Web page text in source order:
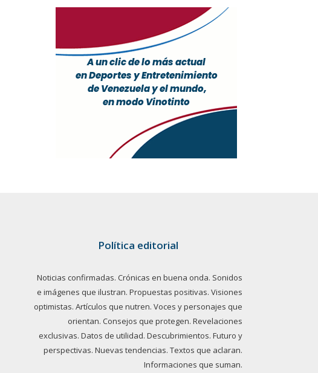
Política editorial
Noticias confirmadas. Crónicas en buena onda. Sonidos
e imágenes que ilustran. Propuestas positivas. Visiones
optimistas. Artículos que nutren. Voces y personajes que
orientan. Consejos que protegen. Revelaciones
exclusivas. Datos de utilidad. Descubrimientos. Futuro y
perspectivas. Nuevas tendencias. Textos que aclaran.
Informaciones que suman.